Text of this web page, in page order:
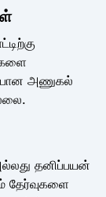
அணுகல்
தனிப்பயன்
தேர்வுகளை